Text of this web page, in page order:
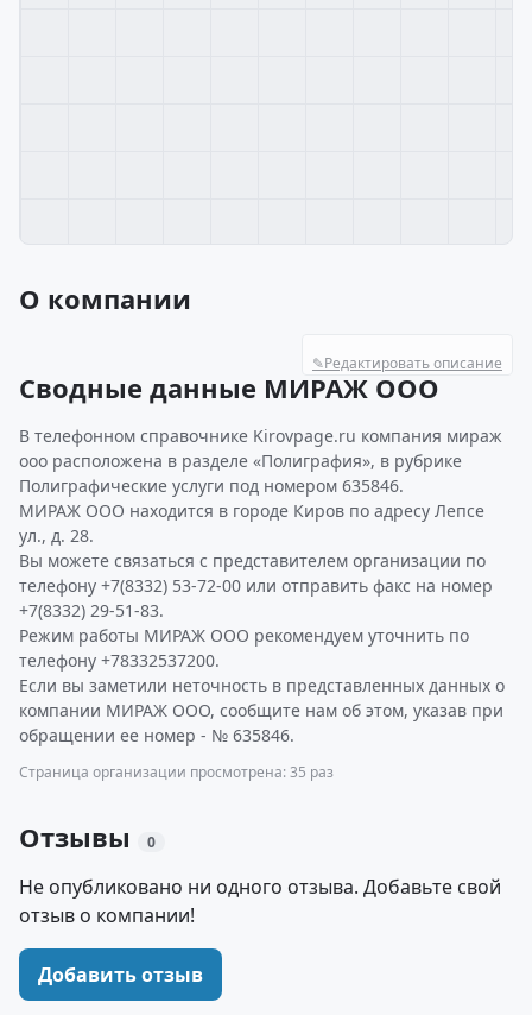
О компании
✎Редактировать описание
Сводные данные МИРАЖ ООО
В телефонном справочнике Kirovpage.ru компания мираж
ооо расположена в разделе «Полиграфия», в рубрике
Полиграфические услуги под номером 635846.
МИРАЖ ООО находится в городе Киров по адресу Лепсе
ул., д. 28.
Вы можете связаться с представителем организации по
телефону +7(8332) 53-72-00 или отправить факс на номер
+7(8332) 29-51-83.
Режим работы МИРАЖ ООО рекомендуем уточнить по
телефону +78332537200.
Если вы заметили неточность в представленных данных о
компании МИРАЖ ООО, сообщите нам об этом, указав при
обращении ее номер - № 635846.
Страница организации просмотрена: 35 раз
Отзывы 0
Не опубликовано ни одного отзыва. Добавьте свой
отзыв о компании!
Добавить отзыв